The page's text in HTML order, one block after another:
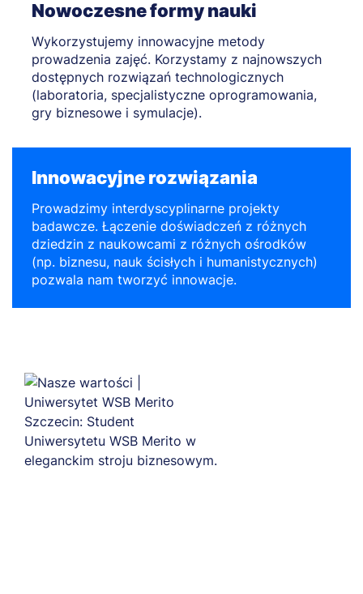
Nowoczesne formy nauki
Wykorzystujemy innowacyjne metody
prowadzenia zajęć. Korzystamy z najnowszych
dostępnych rozwiązań technologicznych
(laboratoria, specjalistyczne oprogramowania,
gry biznesowe i symulacje).
Innowacyjne rozwiązania
Prowadzimy interdyscyplinarne projekty
badawcze. Łączenie doświadczeń z różnych
dziedzin z naukowcami z różnych ośrodków
(np. biznesu, nauk ścisłych i humanistycznych)
pozwala nam tworzyć innowacje.